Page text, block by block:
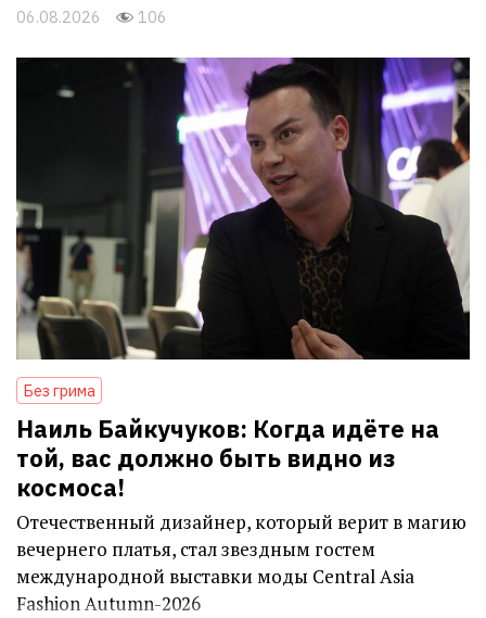
06.08.2026 106
Без грима
Наиль Байкучуков: Когда идёте на
той, вас должно быть видно из
космоса!
Отечественный дизайнер, который верит в магию
вечернего платья, стал звездным гостем
международной выставки моды Central Asia
Fashion Autumn-2026